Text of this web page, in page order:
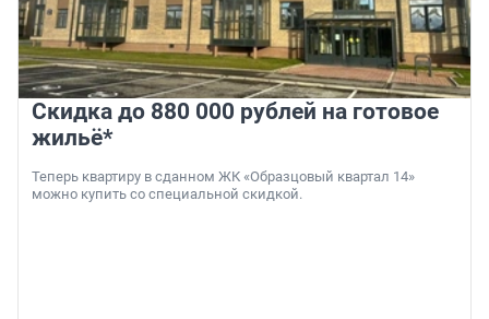
Скидка до 880 000 рублей на готовое
жильё*
Теперь квартиру в сданном ЖК «Образцовый квартал 14»
можно купить со специальной скидкой.